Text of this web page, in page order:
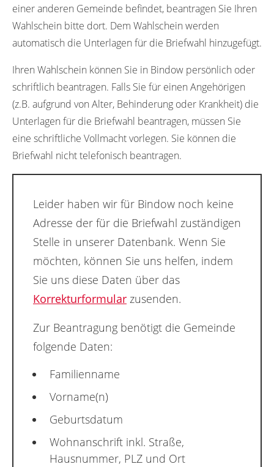
einer anderen Gemeinde befindet, beantragen Sie Ihren
Wahlschein bitte dort. Dem Wahlschein werden
automatisch die Unterlagen für die Briefwahl hinzugefügt.
Ihren Wahlschein können Sie in Bindow persönlich oder
schriftlich beantragen. Falls Sie für einen Angehörigen
(z.B. aufgrund von Alter, Behinderung oder Krankheit) die
Unterlagen für die Briefwahl beantragen, müssen Sie
eine schriftliche Vollmacht vorlegen. Sie können die
Briefwahl nicht telefonisch beantragen.
Leider haben wir für Bindow noch keine
Adresse der für die Briefwahl zuständigen
Stelle in unserer Datenbank. Wenn Sie
möchten, können Sie uns helfen, indem
Sie uns diese Daten über das
Korrekturformular zusenden.
Zur Beantragung benötigt die Gemeinde
folgende Daten:
Familienname
Vorname(n)
Geburtsdatum
Wohnanschrift inkl. Straße,
Hausnummer, PLZ und Ort